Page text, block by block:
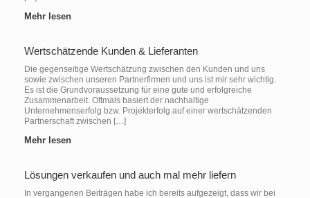
Mehr lesen
Wertschätzende Kunden & Lieferanten
Die gegenseitige Wertschätzung zwischen den Kunden und uns
sowie zwischen unseren Partnerfirmen und uns ist mir sehr wichtig.
Es ist die Grundvoraussetzung für eine gute und erfolgreiche
Zusammenarbeit. Oftmals basiert der nachhaltige
Unternehmenserfolg bzw. Projekterfolg auf einer wertschätzenden
Partnerschaft zwischen […]
Mehr lesen
Lösungen verkaufen und auch mal mehr liefern
In vergangenen Beiträgen habe ich bereits aufgezeigt, dass wir bei